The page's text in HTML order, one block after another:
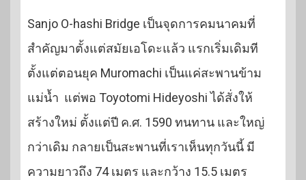
Sanjo O-hashi Bridge เป็นจุดการคมนาคมที่
สำคัญมาตั้งแต่สมัยเอโดะแล้ว แรกเริ่มเดิมที
ตั้งแต่ตอนยุค Muromachi เป็นแค่สะพานข้าม
แม่น้ำ แต่พอ Toyotomi Hideyoshi ได้สั่งให้
สร้างใหม่ ตั้งแต่ปี ค.ศ. 1590 ทนทาน และใหญ่
กว่าเดิม กลายเป็นสะพานที่เราเห็นทุกวันนี้ มี
ความยาวถึง 74 เมตร และกว้าง 15.5 เมตร